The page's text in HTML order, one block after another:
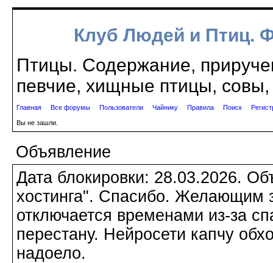
Клуб Людей и Птиц.
Птицы. Содержание,
певчие, хищные птицы, совы,
Главная Все форумы Пользователи Чайнику Правила Поиск
Вы не зашли.
Объявление
Дата блокировки: 28.03.2026.
хостинга". Спасибо. Желающим
отключается временами из-за
перестану. Нейросети капчу
надоело.